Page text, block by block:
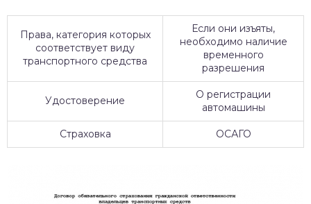
Права, категория которых
соответствует виду
транспортного средства
Если они изъяты,
необходимо наличие
временного
разрешения
Удостоверение
О регистрации
автомашины
Страховка ОСАГО